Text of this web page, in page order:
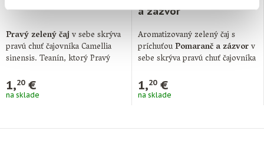
Pravý zelený čajv sebe skrýva
pravú chuť čajovníka Camellia
sinensis. Teanín, ktorý Pravý
1,20€
na sklade
a zázvor
Aromatizovaný zelený čaj s
príchuťouPomaranč a zázvorv
sebe skrýva pravú chuť čajovníka
1,20€
na sklade